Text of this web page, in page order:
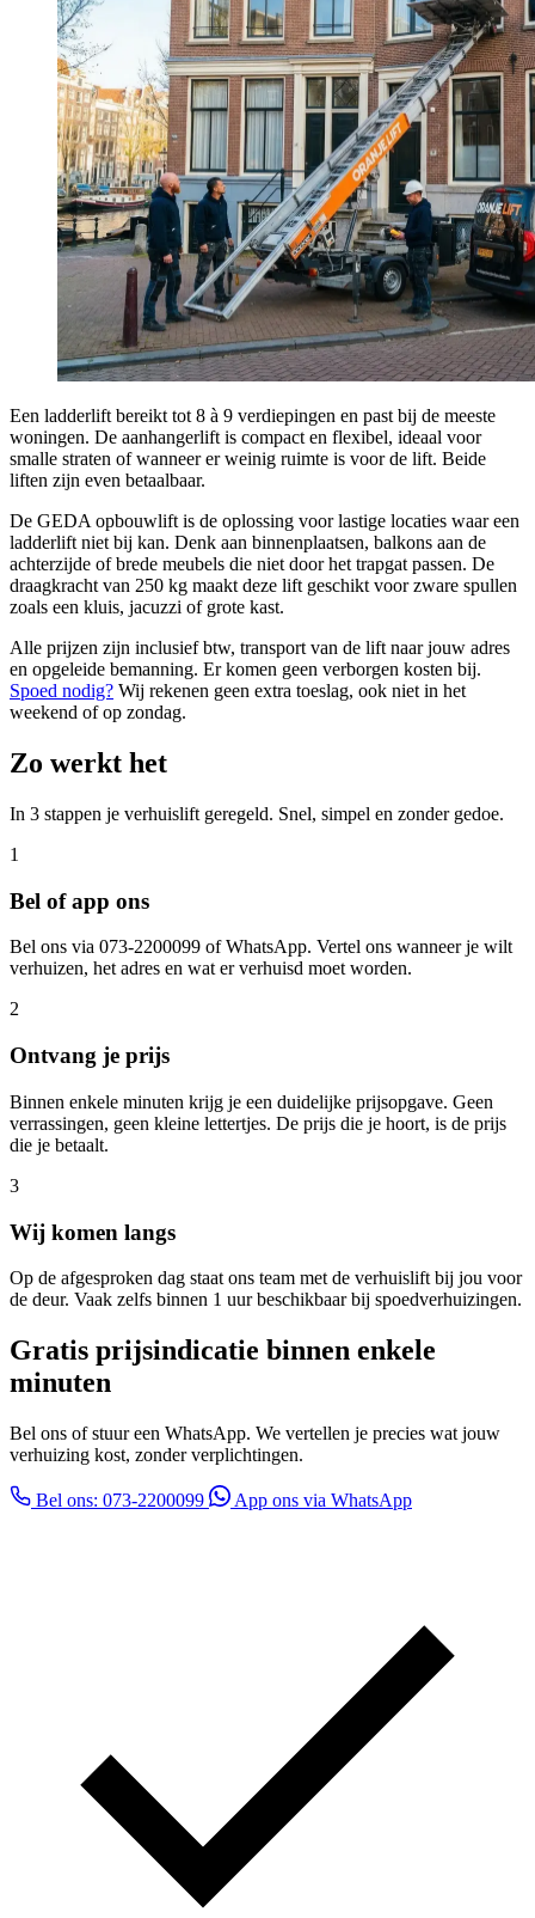
Een ladderlift bereikt tot 8 à 9 verdiepingen en past bij de meeste
woningen. De aanhangerlift is compact en flexibel, ideaal voor
smalle straten of wanneer er weinig ruimte is voor de lift. Beide
liften zijn even betaalbaar.
De GEDA opbouwlift is de oplossing voor lastige locaties waar een
ladderlift niet bij kan. Denk aan binnenplaatsen, balkons aan de
achterzijde of brede meubels die niet door het trapgat passen. De
draagkracht van 250 kg maakt deze lift geschikt voor zware spullen
zoals een kluis, jacuzzi of grote kast.
Alle prijzen zijn inclusief btw, transport van de lift naar jouw adres
en opgeleide bemanning. Er komen geen verborgen kosten bij.
Spoed nodig? Wij rekenen geen extra toeslag, ook niet in het
weekend of op zondag.
Zo werkt het
In 3 stappen je verhuislift geregeld. Snel, simpel en zonder gedoe.
1
Bel of app ons
Bel ons via 073-2200099 of WhatsApp. Vertel ons wanneer je wilt
verhuizen, het adres en wat er verhuisd moet worden.
2
Ontvang je prijs
Binnen enkele minuten krijg je een duidelijke prijsopgave. Geen
verrassingen, geen kleine lettertjes. De prijs die je hoort, is de prijs
die je betaalt.
3
Wij komen langs
Op de afgesproken dag staat ons team met de verhuislift bij jou voor
de deur. Vaak zelfs binnen 1 uur beschikbaar bij spoedverhuizingen.
Gratis prijsindicatie binnen enkele
minuten
Bel ons of stuur een WhatsApp. We vertellen je precies wat jouw
verhuizing kost, zonder verplichtingen.
Bel ons: 073-2200099 App ons via WhatsApp